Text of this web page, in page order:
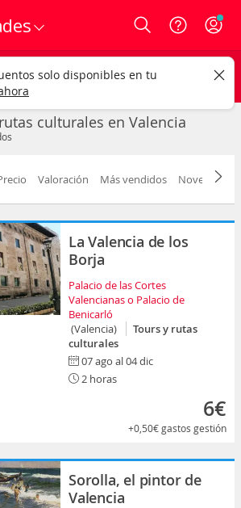
Login
Cualquier fecha
CAMBIAR
culturales en Valencia
Valoración Más vendidos Novedad
La Valencia de los
Borja
Palacio de las Cortes
Valencianas o Palacio de
Benicarló
(Valencia)
Tours y rutas
culturales
07 ago al 04 dic
2 horas
6€
+0,50€gastos gestión
Sorolla, el pintor de
Valencia
solo disponibles en tu